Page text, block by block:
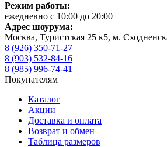
Режим работы:
ежедневно с 10:00 до 20:00
Адрес шоурума:
Москва, Туристская 25 к5, м.
8 (926) 350-71-27
8 (903) 532-84-16
8 (985) 996-74-41
Покупателям
Каталог
Акции
Доставка и оплата
Возврат и обмен
Таблица размеров